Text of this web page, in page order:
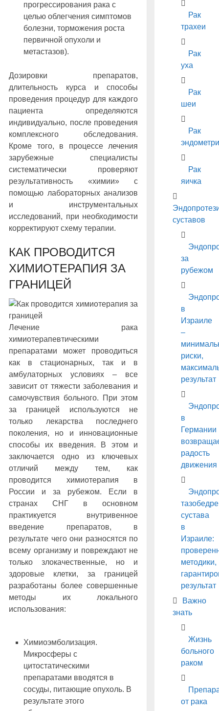
прогрессирования рака с
целью облегчения симптомов
болезни, торможения роста
первичной опухоли и
метастазов).
Дозировки препаратов,
длительность курса и способы
проведения процедур для каждого
пациента определяются
индивидуально, после проведения
комплексного обследования.
Кроме того, в процессе лечения
зарубежные специалисты
систематически проверяют
результативность «химии» с
помощью лабораторных анализов
и инструментальных
исследований, при необходимости
корректируют схему терапии.
КАК ПРОВОДИТСЯ
ХИМИОТЕРАПИЯ ЗА
ГРАНИЦЕЙ
Лечение рака
химиотерапевтическими
препаратами может проводиться
как в стационарных, так и в
амбулаторных условиях – все
зависит от тяжести заболевания и
самочувствия больного. При этом
за границей используются не
только лекарства последнего
поколения, но и инновационные
способы их введения. В этом и
заключается одно из ключевых
отличий между тем, как
проводится химиотерапия в
России и за рубежом. Если в
странах СНГ в основном
практикуется внутривенное
введение препаратов, в
результате чего они разносятся по
всему организму и повреждают не
только злокачественные, но и
здоровые клетки, за границей
разработаны более совершенные
методы их локального
использования:
Химиоэмболизация.
Микросферы с
цитостатическими
препаратами вводятся в
сосуды, питающие опухоль. В
результате этого
Рак
трахеи
Рак
уха
Рак
шеи
Рак
Рак
яичка
суставов
за
рубежом
в
Израиле
–
риски,
результат
в
Германии
радость
движения
сустава
в
Израиле:
методики,
результат
Важно
знать
Жизнь
больного
раком
от рака